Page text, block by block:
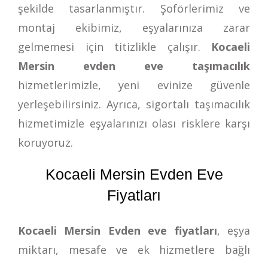
şekilde tasarlanmıştır. Şoförlerimiz ve
montaj ekibimiz, eşyalarınıza zarar
gelmemesi için titizlikle çalışır. Kocaeli
Mersin evden eve taşımacılık
hizmetlerimizle, yeni evinize güvenle
yerleşebilirsiniz. Ayrıca, sigortalı taşımacılık
hizmetimizle eşyalarınızı olası risklere karşı
koruyoruz.
Kocaeli Mersin Evden Eve
Fiyatları
Kocaeli Mersin Evden eve fiyatları, eşya
miktarı, mesafe ve ek hizmetlere bağlı